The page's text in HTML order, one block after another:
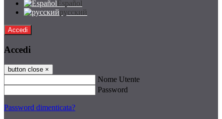
Español
русский
Accedi
Accedi
button close ×
Nome Utente
Password
Password dimenticata?